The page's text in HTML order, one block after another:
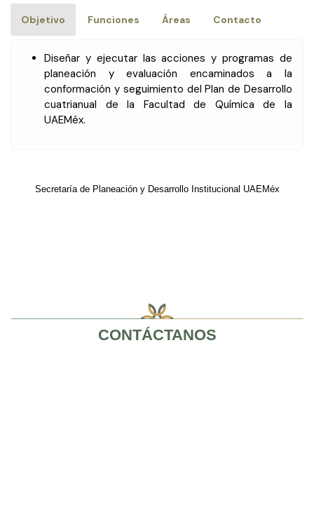
Objetivo Funciones Áreas Contacto
Diseñar y ejecutar las acciones y programas de
planeación y evaluación encaminados a la
conformación y seguimiento del Plan de Desarrollo
cuatrianual de la Facultad de Química de la
UAEMéx.
Secretaría de Planeación y Desarrollo Institucional UAEMéx
CONTÁCTANOS